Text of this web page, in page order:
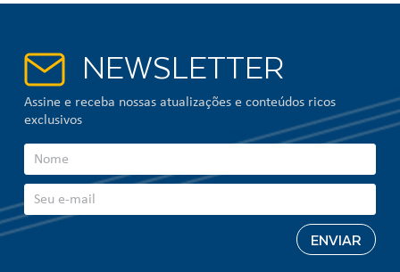
NEWSLETTER
Assine e receba nossas atualizações e conteúdos ricos
exclusivos